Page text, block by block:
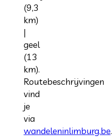
(9,3
km)
|
geel
(13
km).
Routebeschrijvingen
vind
je
via
wandeleninlimburg.be.